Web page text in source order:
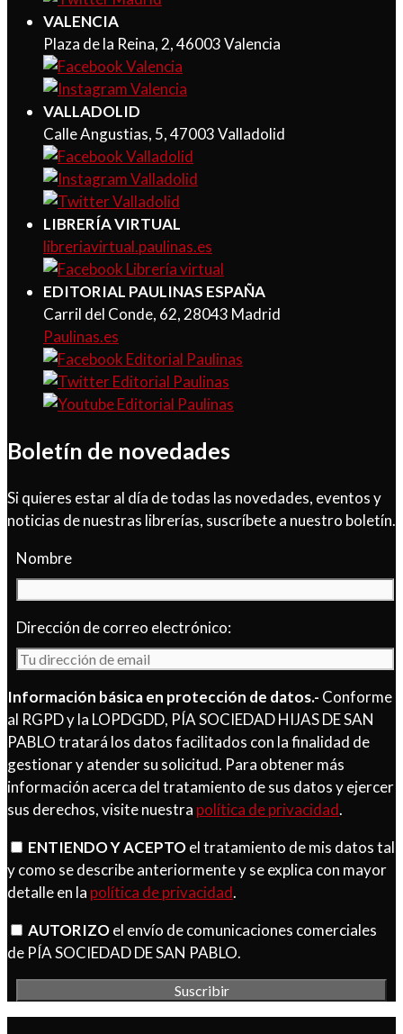
VALENCIA
Plaza de la Reina, 2, 46003 Valencia
VALLADOLID
Calle Angustias, 5, 47003 Valladolid
LIBRERÍA VIRTUAL
libreriavirtual.paulinas.es
EDITORIAL PAULINAS ESPAÑA
Carril del Conde, 62, 28043 Madrid
Paulinas.es
Boletín de novedades
Si quieres estar al día de todas las novedades, eventos y
noticias de nuestras librerías, suscríbete a nuestro boletín.
Nombre
Dirección de correo electrónico:
Información básica en protección de datos.- Conforme
al RGPD y la LOPDGDD, PÍA SOCIEDAD HIJAS DE SAN
PABLO tratará los datos facilitados con la finalidad de
gestionar y atender su solicitud. Para obtener más
información acerca del tratamiento de sus datos y ejercer
sus derechos, visite nuestra política de privacidad.
ENTIENDO Y ACEPTOel tratamiento de mis datos tal
y como se describe anteriormente y se explica con mayor
detalle en la política de privacidad.
AUTORIZOel envío de comunicaciones comerciales
de PÍA SOCIEDAD DE SAN PABLO.